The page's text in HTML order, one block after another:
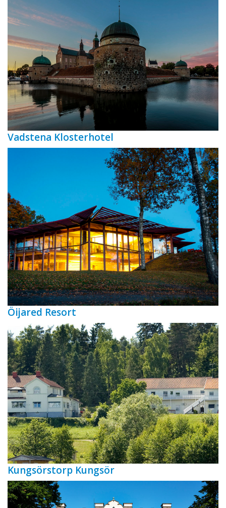
Vadstena Klosterhotel
Öijared Resort
Kungsörstorp Kungsör